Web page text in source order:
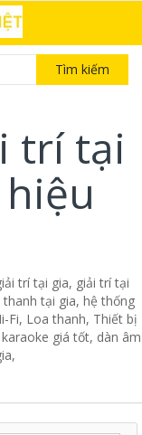
Tìm kiếm
trí tại
trí tại gia, giải trí tại
tại gia, hệ thống
Fi, Loa thanh, Thiết bị
giá tốt, dàn âm